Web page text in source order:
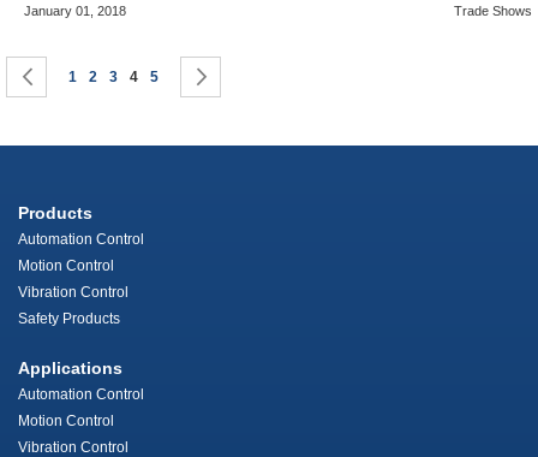
January 01, 2018 Trade Shows
Page Page
Previous
Page
1 Page
2 Page
3 You're currently reading page
4 Page
5
Products
Automation Control
Motion Control
Vibration Control
Safety Products
Applications
Automation Control
Motion Control
Vibration Control